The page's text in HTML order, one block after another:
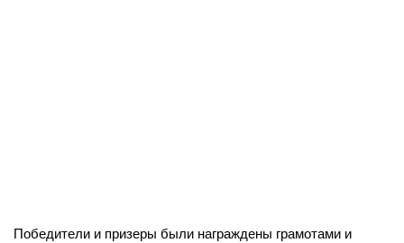
Победители и призеры были награждены грамотами и